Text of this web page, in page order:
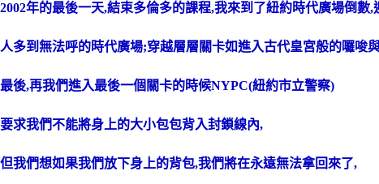
2002年的最後一天,結束多倫多的課程,我來到了紐約時代廣場倒數,
人多到無法呼的時代廣場;穿越層層關卡如進入古代皇宮般的囉唆
最後,再我們進入最後一個關卡的時候NYPC(紐約市立警察)
要求我們不能將身上的大小包包背入封鎖線內,
但我們想如果我們放下身上的背包,我們將在永遠無法拿回來了,